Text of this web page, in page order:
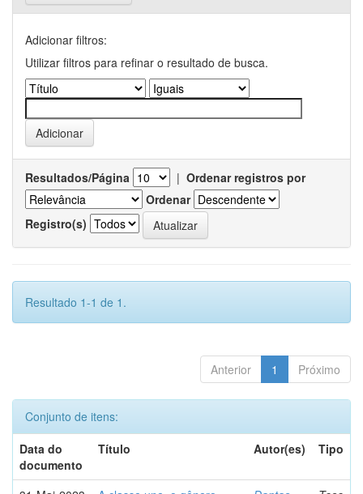
Adicionar filtros:
Utilizar filtros para refinar o resultado de busca.
Resultados/Página | Ordenar registros por
Ordenar
Registro(s)
Resultado 1-1 de 1.
Anterior 1 Próximo
Conjunto de itens:
Data do
documento
Título Autor(es) Tipo